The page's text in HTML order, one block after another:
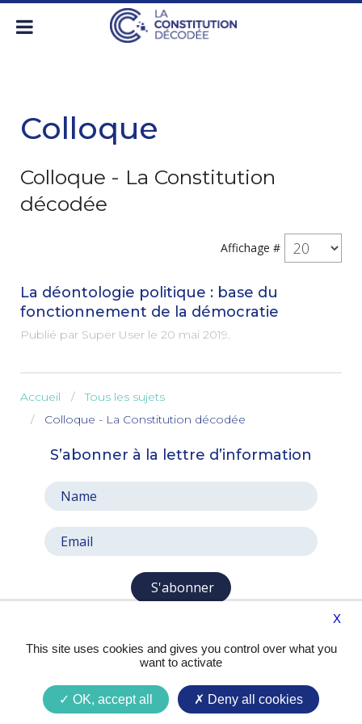
Colloque
Colloque - La Constitution
décodée
Affichage #
La déontologie politique : base du
fonctionnement de la démocratie
Publié par Super User le 20 mai 2019.
Accueil
Tous les sujets
Colloque - La Constitution décodée
S’abonner à la lettre d’information
S'abonner
X
This site uses cookies and gives you control over what you
want to activate
OK, accept all Deny all cookies